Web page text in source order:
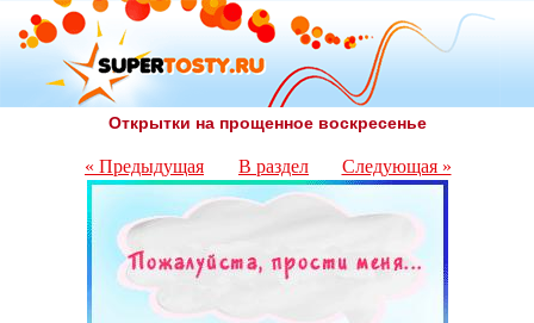
Открытки на прощенное воскресенье
« Предыдущая В раздел Следующая »